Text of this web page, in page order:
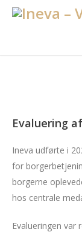
Evaluering
Ineva udførte i
for
borgerne
hos centrale
Evalueringen